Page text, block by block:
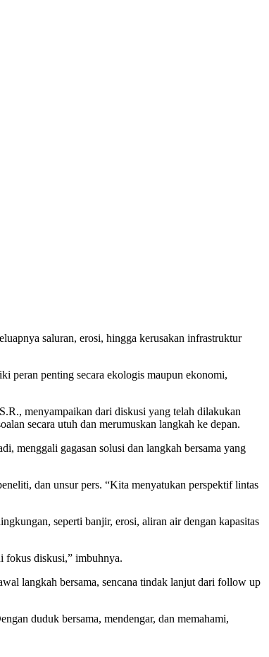
saluran, erosi, hingga kerusakan infrastruktur
peran penting secara ekologis maupun ekonomi,
menyampaikan dari diskusi yang telah dilakukan
secara utuh dan merumuskan langkah ke depan.
menggali gagasan solusi dan langkah bersama yang
dan unsur pers. “Kita menyatukan perspektif lintas
seperti banjir, erosi, aliran air dengan kapasitas
fokus diskusi,” imbuhnya.
langkah bersama, sencana tindak lanjut dari follow up
duduk bersama, mendengar, dan memahami,